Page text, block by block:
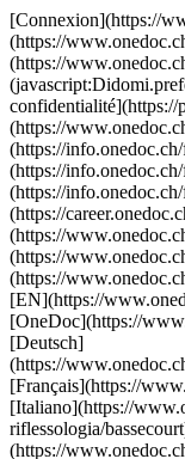
[Connexion](https://
(https://
(https://
confidentialité](https://
(https://
(https://
(https://
(https://
(https://
(https://
(https://
(https://
[EN](https://
[OneDoc](https://
[Deutsch]
(https://
[Français](https://
[Italiano](https://
riflessologia/
(https://